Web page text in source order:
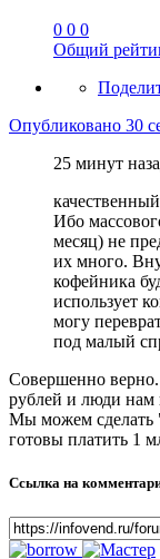
0 0 0
Общий
Опубликовано 30
25 минут
Ибо
месяц) не
их много.
кофейника
использует
могу
под малый
Совершенно
рублей и люди нам
Мы можем сделать
готовы платить 1
Ссылка на